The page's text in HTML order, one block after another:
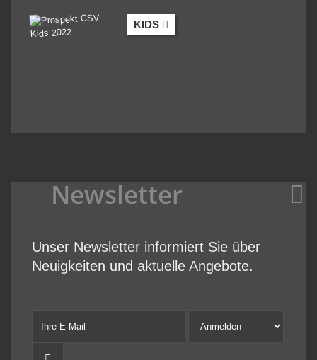
KIDS
Newsletter
Unser Newsletter informiert Sie über
Neuigkeiten und aktuelle Angebote.